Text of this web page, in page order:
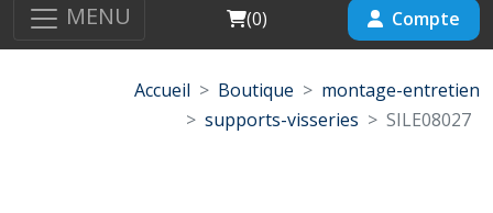
MENU Cart
(0) Compte
Accueil Boutique
montage-entretien
supports-visseries
SILE08027